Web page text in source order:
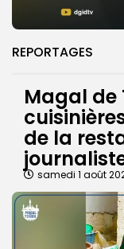
REPORTAGES
Magal de
de la
samedi 1 août